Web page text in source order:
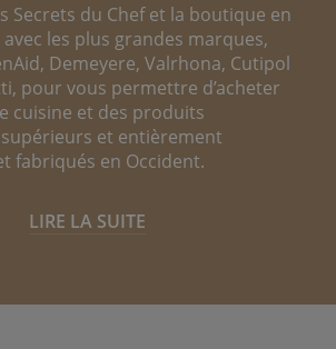
Secrets du Chef et la boutique en
avec les plus grandes marques,
Demeyere, Valrhona, Cutipol
pour vous permettre d’acheter
cuisine et des produits
et entièrement
fabriqués en Occident.
LIRE LA SUITE